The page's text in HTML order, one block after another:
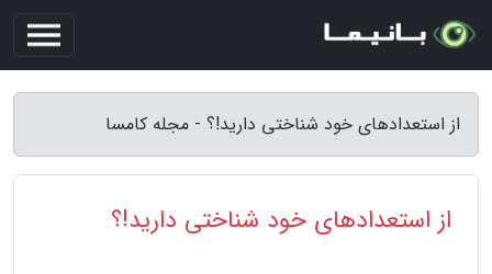
از استعدادهای خود شناختی دارید!؟ - مجله کامسا
از استعدادهای خود شناختی دارید!؟